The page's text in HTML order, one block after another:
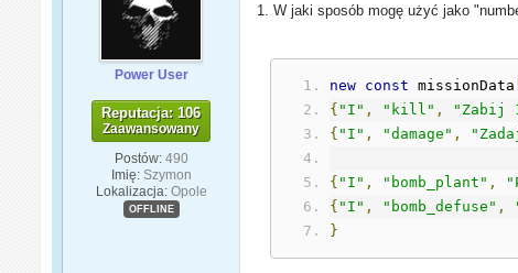
Power User
Reputacja: 106
Zaawansowany
Postów: 490
Imię: Szymon
Lokalizacja: Opole
OFFLINE
1. W jaki sposób mogę użyć jako
new const missionData
{ "I" , "kill" , "Zabij
{ "I" , "damage" ,
{ "I" , "bomb_plant" ,
{ "I" , "bomb_defuse" ,
}